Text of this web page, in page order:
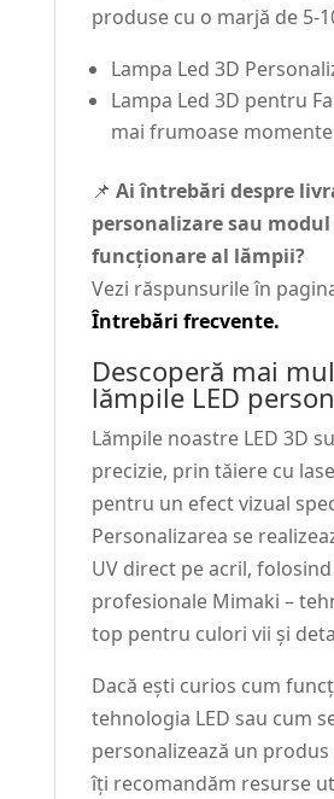
produse cu o marjă de 5-
Lampa Led 3D
Lampa Led 3D pentru
mai frumoase momente
📌 Ai întrebări despre
personalizare sau modul
funcționare al lămpii?
Vezi răspunsurile în
Întrebări frecvente.
Descoperă mai
lămpile LED
Lămpile noastre LED 3D
precizie, prin tăiere cu
pentru un efect vizual
Personalizarea se
UV direct pe acril,
profesionale Mimaki –
top pentru culori vii și
Dacă ești curios cum
tehnologia LED sau cum
personalizează un produs
îți recomandăm resurse